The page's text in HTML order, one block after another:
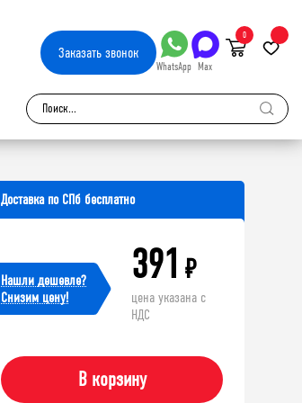
Заказатьзвонок
WhatsApp Max
0
Доставка по СПб бесплатно
Нашли дешевле?
Cнизим цену!
391 ₽
цена указана с
НДС
В корзину